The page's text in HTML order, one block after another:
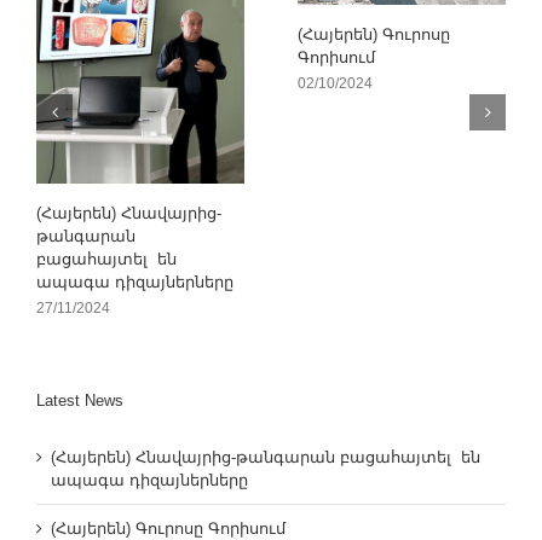
(Հայերեն) Հնավայրից-
թանգարան
բացահայտել են
ապագա դիզայներները
27/11/2024
(Հայերեն) Գուրոսը
Գորիսում
02/10/2024
Latest News
(Հայերեն) Հնավայրից-թանգարան բացահայտել են
ապագա դիզայներները
(Հայերեն) Գուրոսը Գորիսում